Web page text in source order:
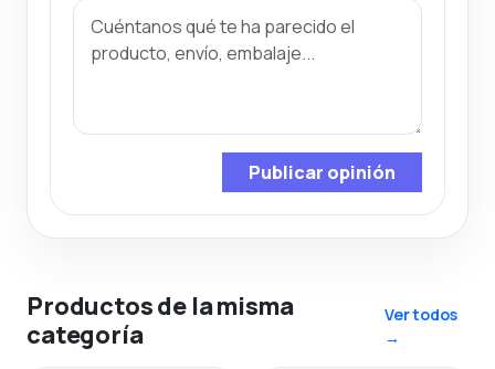
Publicar opinión
Productos de la misma
categoría
Ver todos
→